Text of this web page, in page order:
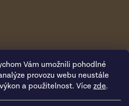
Vám umožnili pohodlné
provozu webu neustále
a použitelnost. Více zde.